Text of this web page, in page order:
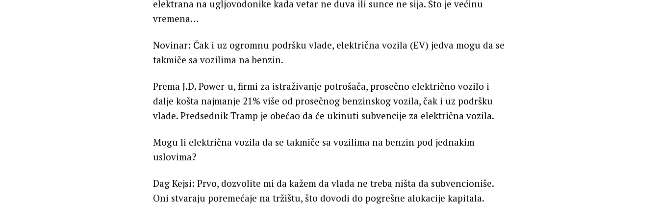
elektrana na ugljovodonike kada vetar ne duva ili sunce ne sija. Što je većinu
vremena…
Novinar: Čak i uz ogromnu podršku vlade, električna vozila (EV) jedva mogu da se
takmiče sa vozilima na benzin.
Prema J.D. Power-u, firmi za istraživanje potrošača, prosečno električno vozilo i
dalje košta najmanje 21% više od prosečnog benzinskog vozila, čak i uz podršku
vlade. Predsednik Tramp je obećao da će ukinuti subvencije za električna vozila.
Mogu li električna vozila da se takmiče sa vozilima na benzin pod jednakim
uslovima?
Dag Kejsi: Prvo, dozvolite mi da kažem da vlada ne treba ništa da subvencioniše.
Oni stvaraju poremećaje na tržištu, što dovodi do pogrešne alokacije kapitala.